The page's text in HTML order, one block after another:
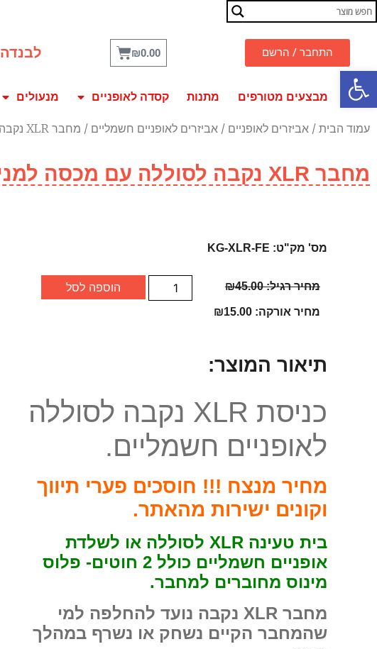
פתח סרגל נגישות
התחבר / הרשם ₪0.00 לבנדה 28, ת"א.
מבצעים מטורפים מתנות קסדה לאופניים מנעולים
עמוד הבית / אביזרים לאופניים / אביזרים לאופניים חשמליים / מחבר XLR נקבה לסוללה עם מכסה למניעת אבק ולחות
מחבר XLR נקבה לסוללה עם מכסה למניעת אבק ולחות
מס' מק"ט: KG-XLR-FE
מחיר רגיל: ₪45.00
מחיר אורקה: ₪15.00
הוספה לסל
תיאור המוצר:
כניסת XLR נקבה לסוללה
לאופניים חשמליים.
מחיר מנצח !!! חוסכים פערי תיווך
וקונים ישירות מהאתר.
בית טעינה XLR לסוללה או לשלדת
אופניים חשמליים כולל 2 חוטים- פלוס
מינוס מחוברים למחבר.
מחבר XLR נקבה נועד להחלפה למי
שהמחבר הקיים נשחק או נשרף במהלך